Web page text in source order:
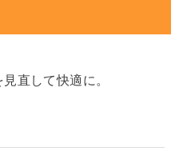
直して快適に。